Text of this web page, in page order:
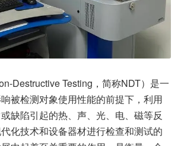
Destructive Testing，简称NDT）是一
被检测对象使用性能的前提下，利用
缺陷引起的热、声、光、电、磁等反
化技术和设备器材进行检查和测试的